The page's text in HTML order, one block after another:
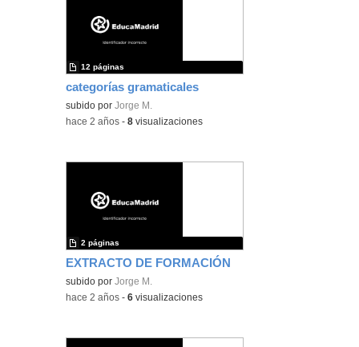
categorías gramaticales
subido porJorge M.
12 páginas
-hace 2 años -8 visualizaciones
EXTRACTO DE FORMACIÓN
subido porJorge M.
2 páginas
-hace 2 años -6 visualizaciones